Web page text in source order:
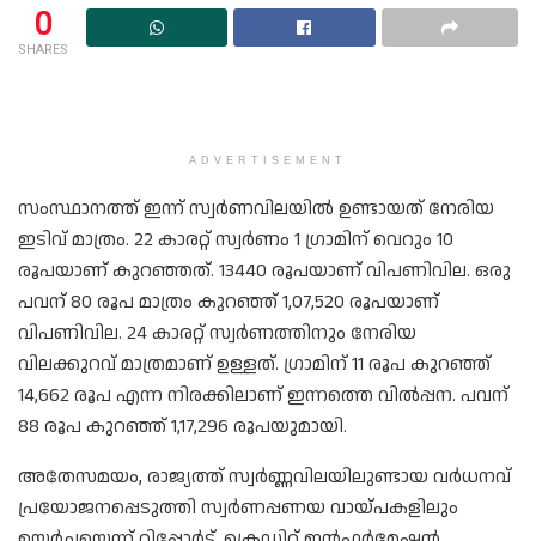
0
SHARES
ADVERTISEMENT
സംസ്ഥാനത്ത് ഇന്ന് സ്വർണവിലയിൽ ഉണ്ടായത് നേരിയ
ഇടിവ് മാത്രം. 22 കാരറ്റ് സ്വർണം 1 ഗ്രാമിന് വെറും 10
രൂപയാണ് കുറഞ്ഞത്. 13440 രൂപയാണ് വിപണിവില. ഒരു
പവന് 80 രൂപ മാത്രം കുറഞ്ഞ് 1,07,520 രൂപയാണ്
വിപണിവില. 24 കാരറ്റ് സ്വർണത്തിനും നേരിയ
വിലക്കുറവ് മാത്രമാണ് ഉള്ളത്. ഗ്രാമിന് 11 രൂപ കുറഞ്ഞ്
14,662 രൂപ എന്ന നിരക്കിലാണ് ഇന്നത്തെ വില്‍പ്പന. പവന്
88 രൂപ കുറഞ്ഞ് 1,17,296 രൂപയുമായി.
അതേസമയം, രാജ്യത്ത് സ്വർണ്ണവിലയിലുണ്ടായ വർധനവ്
പ്രയോജനപ്പെടുത്തി സ്വർണപ്പണയ വായ്പകളിലും